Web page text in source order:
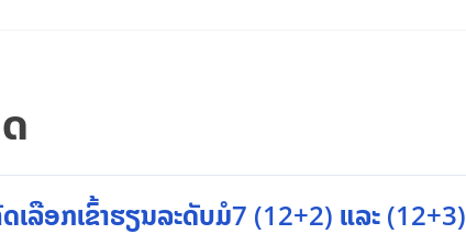
ລືອກເຂົ້າຮຽນລະດັບມໍ7 (12+2) ແລະ (12+3)